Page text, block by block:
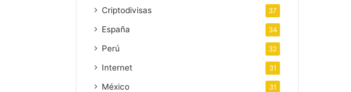
Criptodivisas 37
España 34
Perú 32
Internet 31
México 31